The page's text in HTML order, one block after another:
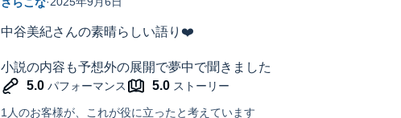
中谷美紀さんの素晴らしい語り❤️
小説の内容も予想外の展開で夢中で聞きました